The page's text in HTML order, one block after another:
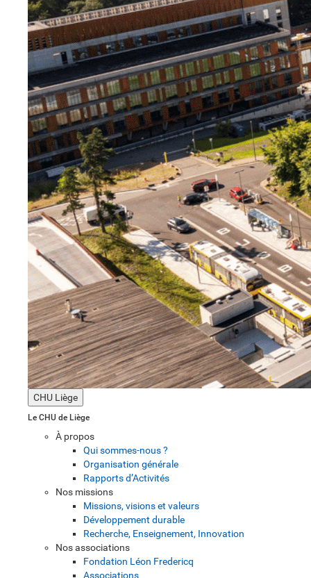
CHU Liège
Le CHU de Liège
À propos
Qui sommes-nous ?
Organisation générale
Rapports d’Activités
Nos missions
Missions, visions et valeurs
Développement durable
Recherche, Enseignement, Innovation
Nos associations
Fondation Léon Fredericq
Associations